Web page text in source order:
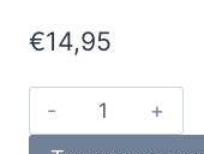
€14,95